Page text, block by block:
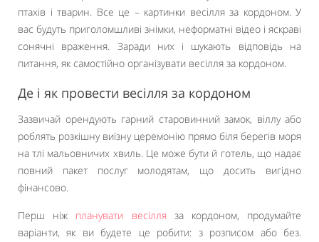
птахів і тварин. Все це – картинки весілля за кордоном. У
вас будуть приголомшливі знімки, неформатні відео і яскраві
сонячні враження. Заради них і шукають відповідь на
питання, як самостійно організувати весілля за кордоном.
Де і як провести весілля за кордоном
Зазвичай орендують гарний старовинний замок, віллу або
роблять розкішну виїзну церемонію прямо біля берегів моря
на тлі мальовничих хвиль. Це може бути й готель, що надає
повний пакет послуг молодятам, що досить вигідно
фінансово.
Перш ніж планувати весілляза кордоном, продумайте
варіанти, як ви будете це робити: з розписом або без.